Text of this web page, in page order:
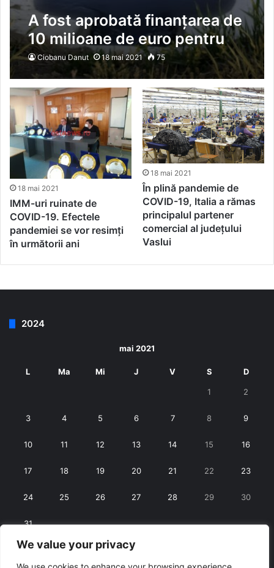
We value your privacy
A fost aprobată finanțarea de
10 milioane de euro pentru
modernizarea sistemului de
irigații din Albița-Fălciu
Ciobanu Danut 18 mai 2021 75
18 mai 2021
IMM-uri ruinate de
COVID-19. Efectele
pandemiei se vor resimți
în următorii ani
18 mai 2021
În plină pandemie de
COVID-19, Italia a rămas
principalul partener
comercial al județului
Vaslui
2024
mai 2021
L Ma Mi J V S D
1 2
3 4 5 6 7 8 9
10 11 12 13 14 15 16
17 18 19 20 21 22 23
24 25 26 27 28 29 30
31
« apr. iun. »